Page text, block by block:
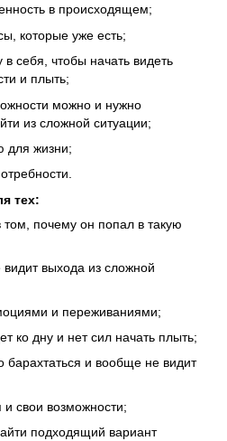
в происходящем;
которые уже есть;
в себя, чтобы начать видеть
и плыть;
можно и нужно
из сложной ситуации;
для жизни;
тех:
том, почему он попал в такую
видит выхода из сложной
и переживаниями;
ко дну и нет сил начать плыть;
барахтаться и вообще не видит
и свои возможности;
подходящий вариант